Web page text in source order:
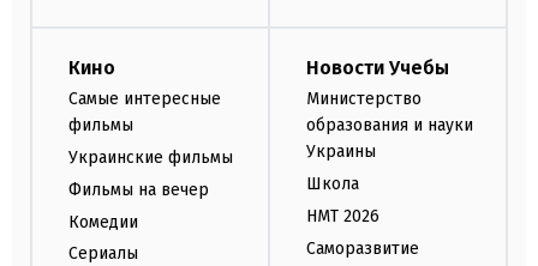
Кино
Самые интересные
фильмы
Украинские фильмы
Фильмы на вечер
Комедии
Сериалы
Новости Учебы
Министерство
образования и науки
Украины
Школа
НМТ 2026
Саморазвитие